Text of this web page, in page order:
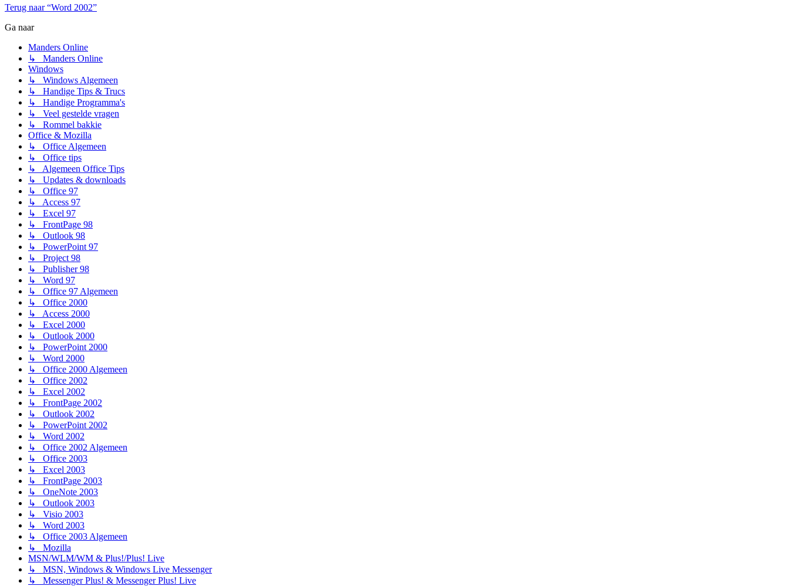
Terug naar “Word 2002”
Ga naar
Manders Online
↳ Manders Online
Windows
↳ Windows Algemeen
↳ Handige Tips & Trucs
↳ Handige Programma's
↳ Veel gestelde vragen
↳ Rommel bakkie
Office & Mozilla
↳ Office Algemeen
↳ Office tips
↳ Algemeen Office Tips
↳ Updates & downloads
↳ Office 97
↳ Access 97
↳ Excel 97
↳ FrontPage 98
↳ Outlook 98
↳ PowerPoint 97
↳ Project 98
↳ Publisher 98
↳ Word 97
↳ Office 97 Algemeen
↳ Office 2000
↳ Access 2000
↳ Excel 2000
↳ Outlook 2000
↳ PowerPoint 2000
↳ Word 2000
↳ Office 2000 Algemeen
↳ Office 2002
↳ Excel 2002
↳ FrontPage 2002
↳ Outlook 2002
↳ PowerPoint 2002
↳ Word 2002
↳ Office 2002 Algemeen
↳ Office 2003
↳ Excel 2003
↳ FrontPage 2003
↳ OneNote 2003
↳ Outlook 2003
↳ Visio 2003
↳ Word 2003
↳ Office 2003 Algemeen
↳ Mozilla
MSN/WLM/WM & Plus!/Plus! Live
↳ MSN, Windows & Windows Live Messenger
↳ Messenger Plus! & Messenger Plus! Live